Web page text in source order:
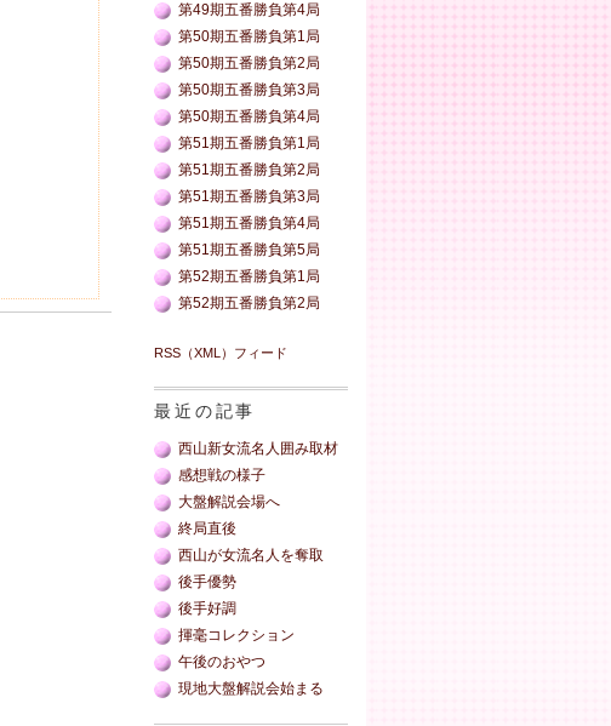
第49期五番勝負第4局
第50期五番勝負第1局
第50期五番勝負第2局
第50期五番勝負第3局
第50期五番勝負第4局
第51期五番勝負第1局
第51期五番勝負第2局
第51期五番勝負第3局
第51期五番勝負第4局
第51期五番勝負第5局
第52期五番勝負第1局
第52期五番勝負第2局
RSS（XML）フィード
最近の記事
西山新女流名人囲み取材
感想戦の様子
大盤解説会場へ
終局直後
西山が女流名人を奪取
後手優勢
後手好調
揮毫コレクション
午後のおやつ
現地大盤解説会始まる